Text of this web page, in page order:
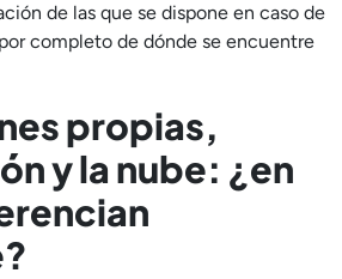
de las que se dispone en caso de
completo de dónde se encuentre
propias,
y la nube: ¿en